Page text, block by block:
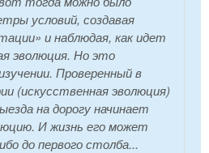
условий, создавая
и наблюдая, как идет
эволюция. Но это
Проверенный в
(искусственная эволюция)
на дорогу начинает
И жизнь его может
до первого столба...